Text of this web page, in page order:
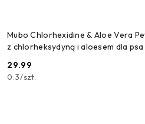
Mubo Chlorhexidine & Aloe Vera
z chlorheksydyną i aloesem dla psa
Cena:
29.99
0.3/szt.